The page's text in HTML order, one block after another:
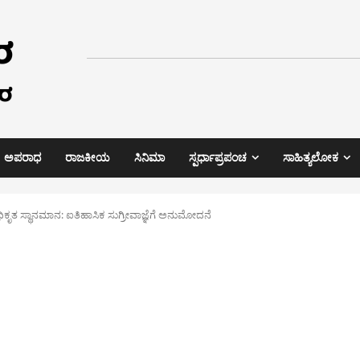
ಅಪರಾಧ ರಾಜಕೀಯ ಸಿನಿಮಾ ಸ್ಪರ್ಧಾಪ್ರಪಂಚ ಸಾಹಿತ್ಯಲೋಕ
ಸ್ಥಾನಮಾನ: ಐತಿಹಾಸಿಕ ಸುಗ್ರೀವಾಜ್ಞೆಗೆ ಅನುಮೋದನೆ